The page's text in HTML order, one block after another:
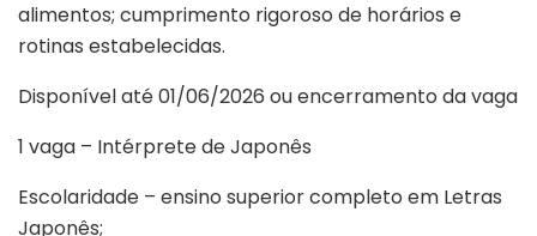
alimentos; cumprimento rigoroso de horários e
rotinas estabelecidas.
Disponível até 01/06/2026 ou encerramento da vaga
1 vaga – Intérprete de Japonês
Escolaridade – ensino superior completo em Letras
Japonês;